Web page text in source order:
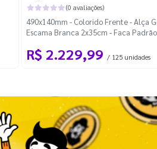
(0 avaliações)
490x140mm - Colorido Frente - Alça
Escama Branca 2x35cm - Faca Padrão
R$ 2.229,99 / 125 unidades